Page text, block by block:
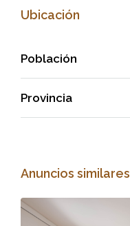
Ubicación
Población
Provincia
Anuncios similares